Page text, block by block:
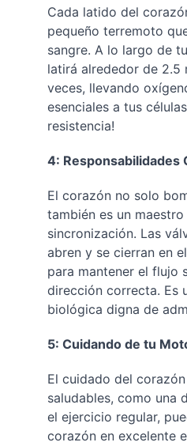
Cada latido del
pequeño terremoto
sangre. A lo largo de
latirá alrededor de 2.5
veces, llevando
esenciales a tus
resistencia!
4: Responsabilidades
El corazón no solo
también es un maestro
sincronización. Las
abren y se cierran en
para mantener el flujo
dirección correcta. Es
biológica digna de
5: Cuidando de tu
El cuidado del
saludables, como una
el ejercicio regular,
corazón en excelente